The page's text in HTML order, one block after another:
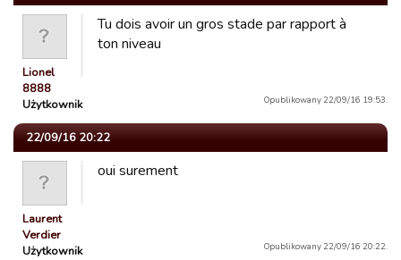
Lionel
8888
Użytkownik
Tu dois avoir un gros stade par rapport à
ton niveau
Opublikowany 22/09/16 19:53.
22/09/16 20:22
Laurent
Verdier
Użytkownik
oui surement
Opublikowany 22/09/16 20:22.